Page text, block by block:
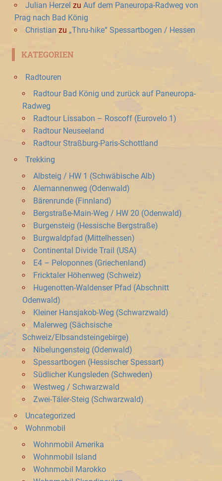
Julian Herzel zu Auf dem Paneuropa-Radweg von
Prag nach Bad König
Christian zu „Thru-hike“ Spessartbogen / Hessen
KATEGORIEN
Radtouren
Radtour Bad König und zurück auf Paneuropa-
Radweg
Radtour Lissabon – Roscoff (Eurovelo 1)
Radtour Neuseeland
Radtour Straßburg-Paris-Schottland
Trekking
Albsteig / HW 1 (Schwäbische Alb)
Alemannenweg (Odenwald)
Bärenrunde (Finnland)
Bergstraße-Main-Weg / HW 20 (Odenwald)
Burgensteig (Hessische Bergstraße)
Burgwaldpfad (Mittelhessen)
Continental Divide Trail (USA)
E4 – Peloponnes (Griechenland)
Fricktaler Höhenweg (Schweiz)
Hugenotten-Waldenser Pfad (Abschnitt
Odenwald)
Kleiner Hansjakob-Weg (Schwarzwald)
Malerweg (Sächsische
Schweiz/Elbsandsteingebirge)
Nibelungensteig (Odenwald)
Spessartbogen (Hessischer Spessart)
Südlicher Kungsleden (Schweden)
Westweg / Schwarzwald
Zwei-Täler-Steig (Schwarzwald)
Uncategorized
Wohnmobil
Wohnmobil Amerika
Wohnmobil Island
Wohnmobil Marokko